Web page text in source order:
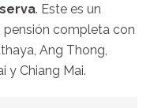
. Este es un
pensión completa con
Ang Thong,
y Chiang Mai.